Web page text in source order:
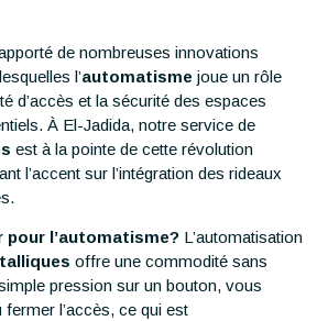
de nombreuses innovations
l’automatisme joue un rôle
d’accès et la sécurité des espaces
À El-Jadida, notre service de
est à la pointe de cette révolution
l’accent sur l’intégration des rideaux
pour l’automatisme? L’automatisation
offre une commodité sans
pression sur un bouton, vous
l’accès, ce qui est